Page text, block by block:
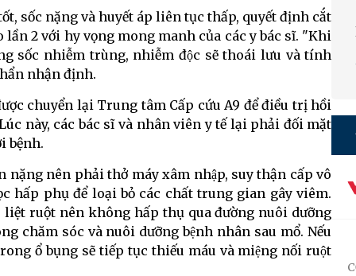
sốc nặng và huyết áp liên tục thấp, quyết định cắt
2 với hy vọng mong manh của các y bác sĩ. "Khi
sốc nhiễm trùng, nhiễm độc sẽ thoái lưu và tính
nhận định.
chuyển lại Trung tâm Cấp cứu A9 để điều trị hồi
này, các bác sĩ và nhân viên y tế lại phải đối mặt
bệnh.
nên phải thở máy xâm nhập, suy thận cấp vô
hấp phụ để loại bỏ các chất trung gian gây viêm.
liệt ruột nên không hấp thụ qua đường nuôi dưỡng
chăm sóc và nuôi dưỡng bệnh nhân sau mổ. Nếu
ổ bụng sẽ tiếp tục thiếu máu và miệng nối ruột